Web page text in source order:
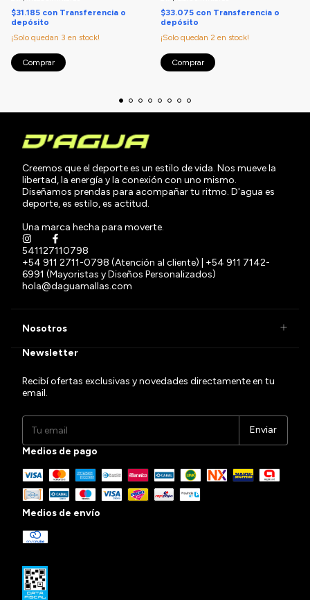
$31.185 con Transferencia o
depósito
¡Solo quedan 3 en stock!
Comprar
$33.075 con Transferencia o
depósito
¡Solo quedan 2 en stock!
Comprar
Creemos que el deporte es un estilo de vida. Nos mueve la
libertad, la energía y la conexión con uno mismo.
Diseñamos prendas para acompañar tu ritmo. D'agua es
deporte, es estilo, es actitud.
Una marca hecha para moverte.
541127110798
+54 911 2711-0798 (Atención al cliente) | +54 911 7142-
6991 (Mayoristas y Diseños Personalizados)
hola@daguamallas.com
Nosotros
Newsletter
Recibí ofertas exclusivas y novedades directamente en tu
email.
Medios de pago
Medios de envío